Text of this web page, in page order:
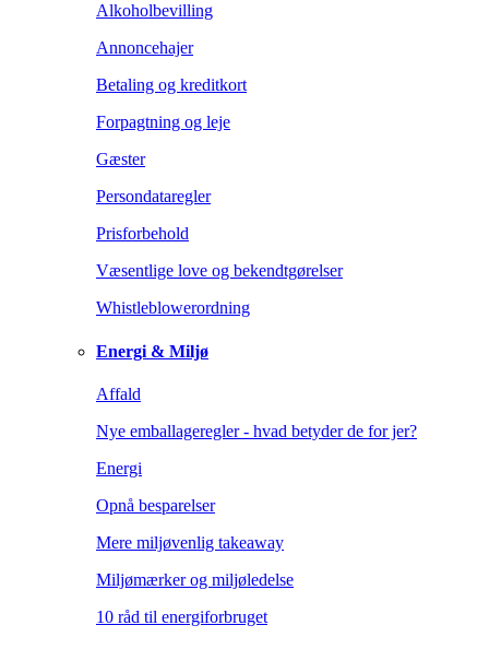
Alkoholbevilling
Annoncehajer
Betaling og kreditkort
Forpagtning og leje
Gæster
Persondataregler
Prisforbehold
Væsentlige love og bekendtgørelser
Whistleblowerordning
Energi & Miljø
Affald
Nye emballageregler - hvad betyder de for jer?
Energi
Opnå besparelser
Mere miljøvenlig takeaway
Miljømærker og miljøledelse
10 råd til energiforbruget